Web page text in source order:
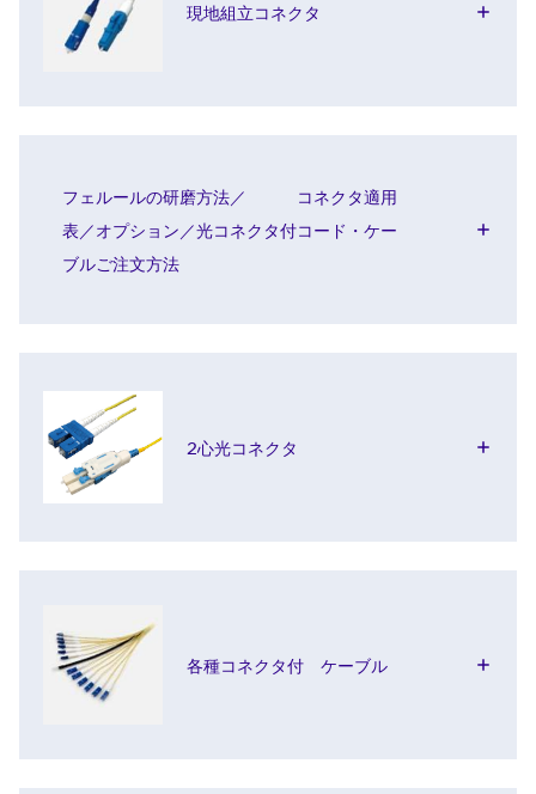
現地組立コネクタ
フェルールの研磨方法／ コネクタ適用
表／オプション／光コネクタ付コード・ケー
ブルご注文方法
2心光コネクタ
各種コネクタ付 ケーブル